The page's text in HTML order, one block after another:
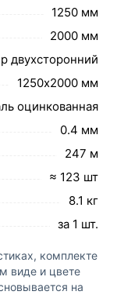
1250 мм
2000 мм
двухсторонний
1250х2000 мм
оцинкованная
0.4 мм
247 м
≈ 123 шт
8.1 кг
за 1 шт.
комплекте
виде и цвете
на